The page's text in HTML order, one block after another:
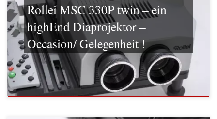
Rollei MSC 330P twin – ein
highEnd Diaprojektor –
Occasion/ Gelegenheit !